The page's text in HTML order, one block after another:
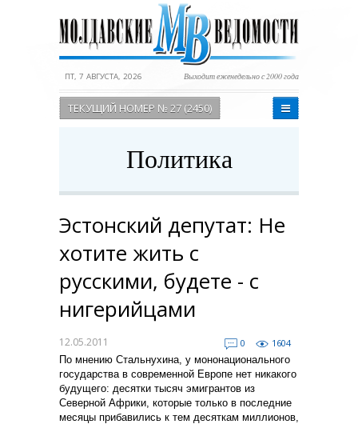
ПТ, 7 АВГУСТА, 2026 Выходит еженедельно с 2000 года
ТЕКУЩИЙ НОМЕР № 27 (2450)
Политика
Эстонский депутат: Не
хотите жить с
русскими, будете - с
нигерийцами
12.05.2011 0
1604
По мнению Стальнухина, у мононационального
государства в современной Европе нет никакого
будущего: десятки тысяч эмигрантов из
Северной Африки, которые только в последние
месяцы прибавились к тем десяткам миллионов,